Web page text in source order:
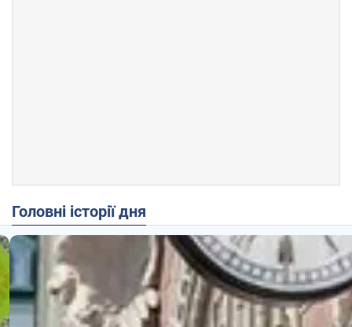
Головні історії дня